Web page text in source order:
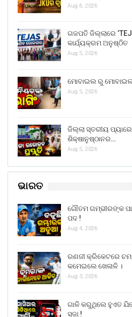
Aug 6, 2026
ଗଜପତି ଜିଲ୍ଲାରେ
କାର୍ଯ୍ୟକ୍ରମ ଅନୁଷ୍ଠିତ
Aug 5, 2026
ମୋବାଇଲ ରୁ
Aug 5, 2026
ଜିଲ୍ଲା ସ୍ତରୀୟ
ଶିକ୍ଷାନୁଷ୍ଠାନର…
Aug 5, 2026
ଭାରତ
ଗୌତମ ଗମ୍ଭୀରଙ୍କ
ପଦ !
Aug 4, 2026
ରଣଜୀ କ୍ରିକେଟରେ
କମେଇଲେ ଖେଳାଳି ।
Aug 3, 2026
ଗାଳି କରୁଥିଲେ ହୁଏତ
ସଜା !